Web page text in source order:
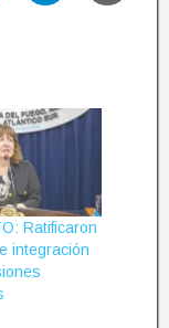
Ratificaron
integración